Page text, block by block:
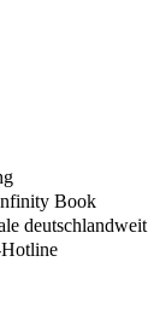
Book
deutschlandweit